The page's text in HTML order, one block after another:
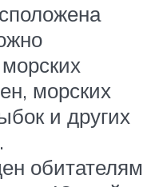
морских
и других
обитателям